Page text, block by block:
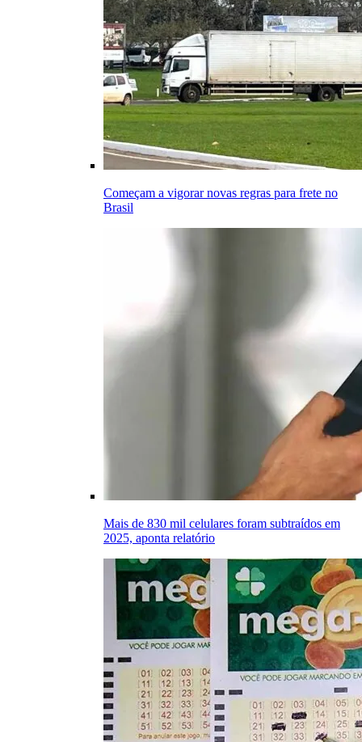
Começam a vigorar novas regras para frete no
Brasil
Mais de 830 mil celulares foram subtraídos em
2025, aponta relatório